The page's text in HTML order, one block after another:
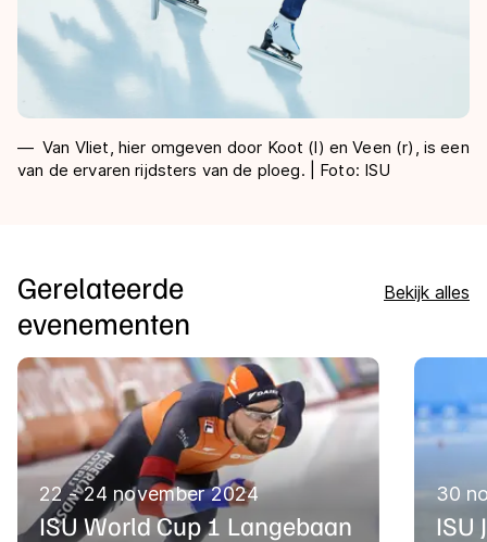
Van Vliet, hier omgeven door Koot (l) en Veen (r), is een
van de ervaren rijdsters van de ploeg. | Foto: ISU
Gerelateerde
evenementen
Bekijk alles
22 - 24 november 2024
ISU World Cup 1 Langebaan
30
ISU